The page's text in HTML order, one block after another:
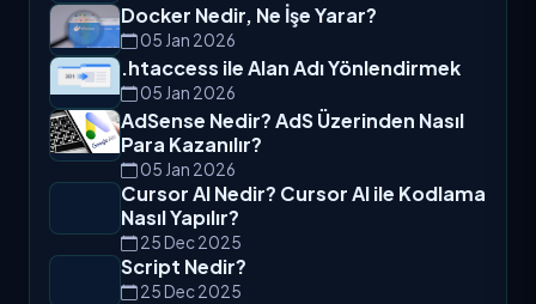
Docker Nedir, Ne İşe Yarar?
05 Jan 2026
.htaccess ile Alan Adı Yönlendirmek
05 Jan 2026
AdSense Nedir? AdS Üzerinden Nasıl
Para Kazanılır?
05 Jan 2026
Cursor AI Nedir? Cursor AI ile Kodlama
Nasıl Yapılır?
25 Dec 2025
Script Nedir?
25 Dec 2025